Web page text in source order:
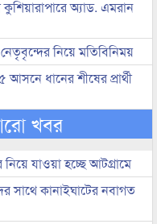
কুশিয়ারাপারে অ্যাড. এমরান
নেতৃবৃন্দের নিয়ে মতিবিনিময়
ধানের শীষের প্রার্থী
খবর
যাওয়া হচ্ছে আটগ্রামে
সাথে কানাইঘাটের নবাগত